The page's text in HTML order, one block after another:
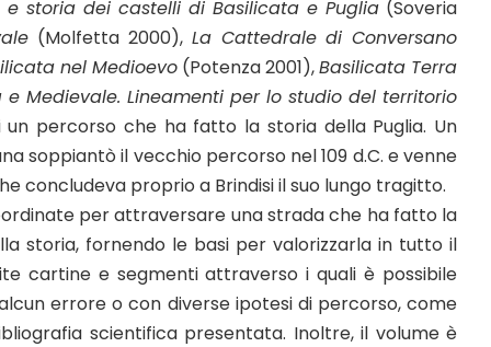
e storia dei castelli di Basilicata e Puglia (Soveria
(Molfetta 2000), La Cattedrale di Conversano
nel Medioevo(Potenza 2001),Basilicata Terra
Medievale. Lineamenti per lo studio del territorio
percorso che ha fatto la storia della Puglia. Un
soppiantò il vecchio percorso nel 109 d.C. e venne
concludeva proprio a Brindisi il suo lungo tragitto.
per attraversare una strada che ha fatto la
storia, fornendo le basi per valorizzarla in tutto il
cartine e segmenti attraverso i quali è possibile
errore o con diverse ipotesi di percorso, come
scientifica presentata. Inoltre, il volume è